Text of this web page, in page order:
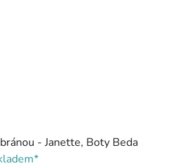
- Janette, Boty Beda